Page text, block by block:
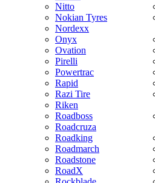
Nitto
Nokian Tyres
Nordexx
Onyx
Ovation
Pirelli
Powertrac
Rapid
Razi Tire
Riken
Roadboss
Roadcruza
Roadking
Roadmarch
Roadstone
RoadX